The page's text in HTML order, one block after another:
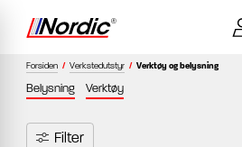
Forsiden / Verkstedutstyr / Verktøy og belysning
Belysning Verktøy
Filter